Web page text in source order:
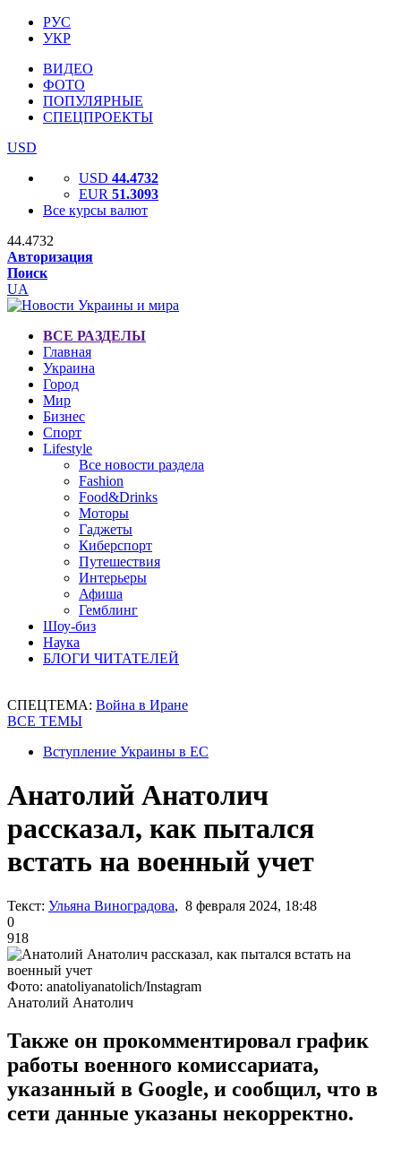
РУС
УКР
ВИДЕО
ФОТО
ПОПУЛЯРНЫЕ
СПЕЦПРОЕКТЫ
USD
USD 44.4732
EUR 51.3093
Все курсы валют
44.4732
Авторизация
Поиск
UA
ВСЕ РАЗДЕЛЫ
Главная
Украина
Город
Мир
Бизнес
Спорт
Lifestyle
Все новости раздела
Fashion
Food&Drinks
Моторы
Гаджеты
Киберспорт
Путешествия
Интерьеры
Афиша
Гемблинг
Шоу-биз
Наука
БЛОГИ ЧИТАТЕЛЕЙ
СПЕЦТЕМА: Война в Иране
ВСЕ ТЕМЫ
Вступление Украины в ЕС
Анатолий Анатолич
рассказал, как пытался
встать на военный учет
Текст: Ульяна Виноградова, 8 февраля 2024, 18:48
0
918
Фото: anatoliyanatolich/Instagram
Анатолий Анатолич
Также он прокомментировал график
работы военного комиссариата,
указанный в Google, и сообщил, что в
сети данные указаны некорректно.